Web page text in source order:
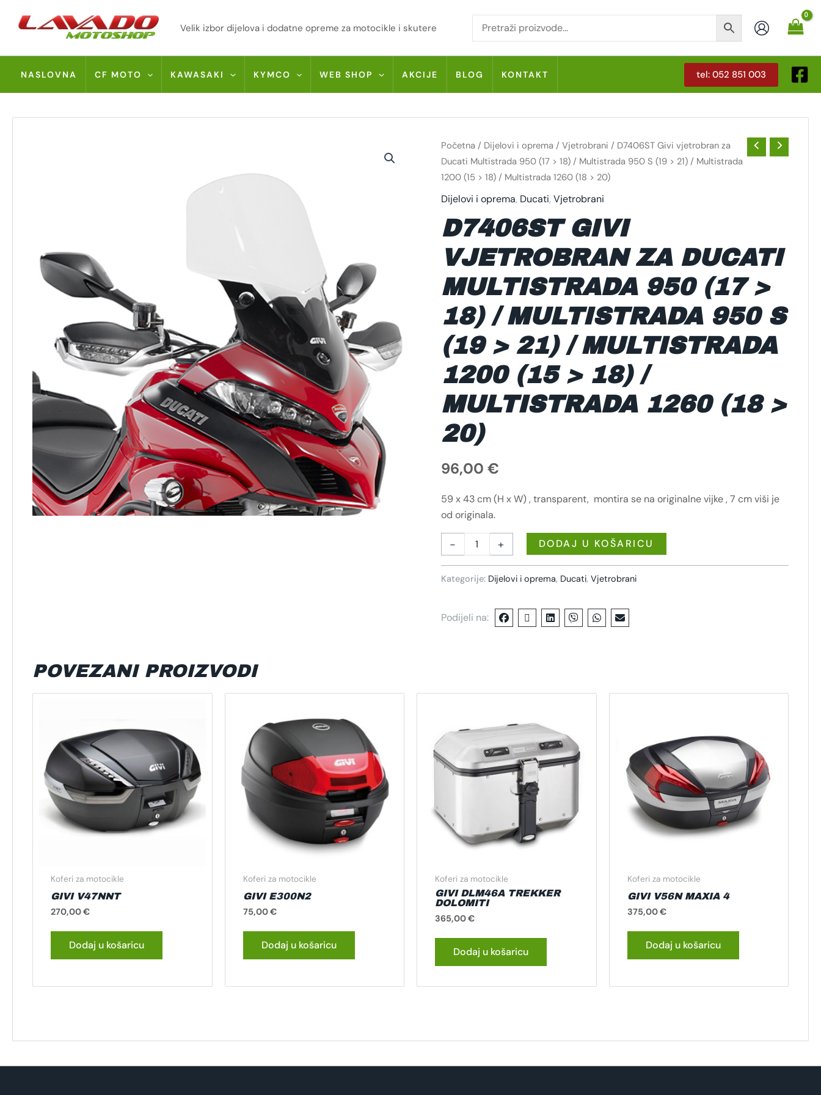
Velik izbor dijelova i dodatne opreme za motocikle i skutere
NASLOVNA CF MOTO KAWASAKI KYMCO WEB SHOP AKCIJE BLOG KONTAKT tel: 052 851 003
Početna / Dijelovi i oprema / Vjetrobrani / D7406ST Givi vjetrobran za
Ducati Multistrada 950 (17 > 18) / Multistrada 950 S (19 > 21) / Multistrada
1200 (15 > 18) / Multistrada 1260 (18 > 20)
Dijelovi i oprema, Ducati, Vjetrobrani
D7406ST GIVI
VJETROBRAN ZA DUCATI
MULTISTRADA 950 (17 >
18) / MULTISTRADA 950 S
(19 > 21) / MULTISTRADA
1200 (15 > 18) /
MULTISTRADA 1260 (18 >
20)
96,00 €
59 x 43 cm (H x W) , transparent, montira se na originalne vijke , 7 cm viši je
od originala.
-
D7406ST
GIVI
VJETROBRAN
DUCATI
950
(17
18)
950
S
>
21)
/
MULTISTRADA
1200
(15
18)
MULTISTRADA
1260
(18
20)
KOLIČINA
+ DODAJ U KOŠARICU
Kategorije: Dijelovi i oprema, Ducati, Vjetrobrani
Podijeli na:
POVEZANI PROIZVODI
Koferi za motocikle
GIVI V47NNT
270,00€
Dodaj u košaricu
Koferi za motocikle
GIVI E300N2
75,00€
Dodaj u košaricu
Koferi za motocikle
GIVI DLM46A TREKKER
DOLOMITI
365,00€
Dodaj u košaricu
Koferi za motocikle
GIVI V56N MAXIA 4
375,00€
Dodaj u košaricu